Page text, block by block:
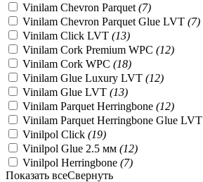
Vinilam Chevron Parquet (7)
Vinilam Chevron Parquet Glue LVT (7)
Vinilam Click LVT (13)
Vinilam Cork Premium WPC (12)
Vinilam Cork WPC (18)
Vinilam Glue Luxury LVT (12)
Vinilam Glue LVT (13)
Vinilam Parquet Herringbone (12)
Vinilam Parquet Herringbone Glue LVT
Vinilpol Click (19)
Vinilpol Glue 2.5 мм (12)
Vinilpol Herringbone (7)
Показать всеСвернуть